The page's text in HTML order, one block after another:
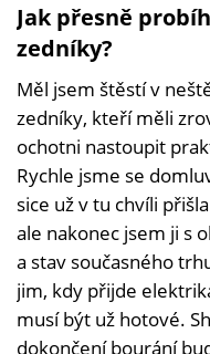
Jak přesně
zedníky?
Měl jsem štěstí v
zedníky, kteří měli
ochotni nastoupit
Rychle jsme se
sice už v tu chvíli
ale nakonec jsem ji s
a stav současného
jim, kdy přijde
musí být už hotové.
dokončení bourání